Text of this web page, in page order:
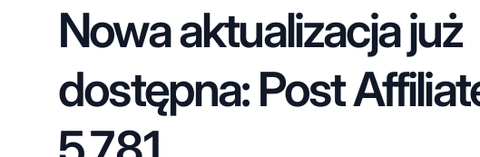
Nowa aktualizacja już
dostępna: Post